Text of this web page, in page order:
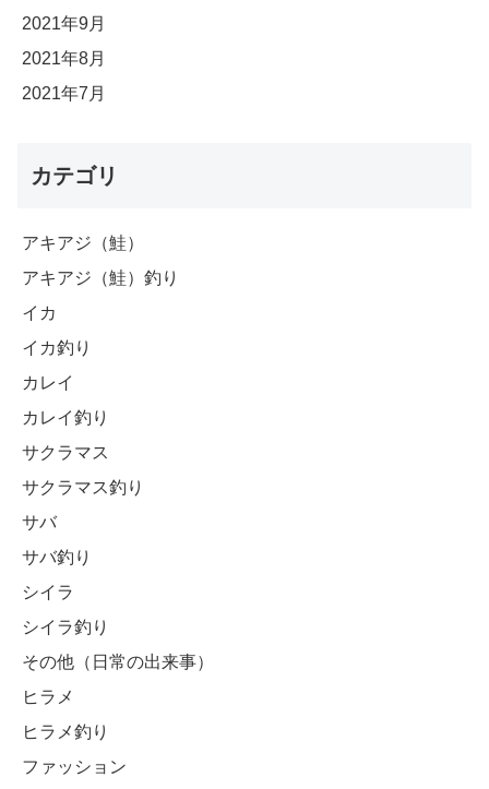
2021年9月
2021年8月
2021年7月
カテゴリ
アキアジ（鮭）
アキアジ（鮭）釣り
イカ
イカ釣り
カレイ
カレイ釣り
サクラマス
サクラマス釣り
サバ
サバ釣り
シイラ
シイラ釣り
その他（日常の出来事）
ヒラメ
ヒラメ釣り
ファッション